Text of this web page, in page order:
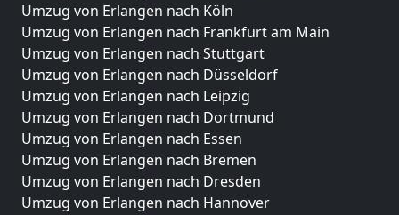
Umzug von Erlangen nach Köln
Umzug von Erlangen nach Frankfurt am Main
Umzug von Erlangen nach Stuttgart
Umzug von Erlangen nach Düsseldorf
Umzug von Erlangen nach Leipzig
Umzug von Erlangen nach Dortmund
Umzug von Erlangen nach Essen
Umzug von Erlangen nach Bremen
Umzug von Erlangen nach Dresden
Umzug von Erlangen nach Hannover